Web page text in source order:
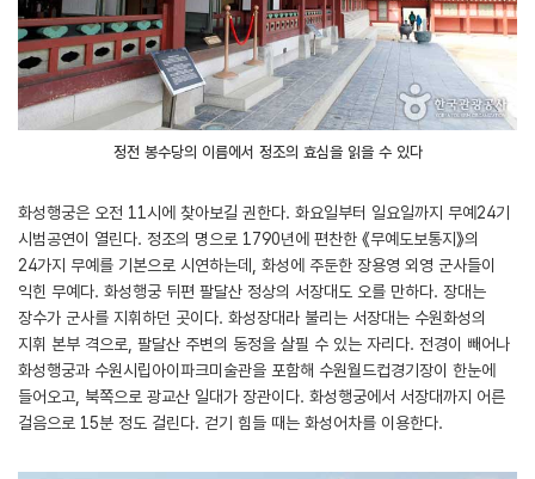
정전 봉수당의 이름에서 정조의 효심을 읽을 수 있다
화성행궁은 오전 11시에 찾아보길 권한다. 화요일부터 일요일까지 무예24기
시범공연이 열린다. 정조의 명으로 1790년에 편찬한 《무예도보통지》의
24가지 무예를 기본으로 시연하는데, 화성에 주둔한 장용영 외영 군사들이
익힌 무예다. 화성행궁 뒤편 팔달산 정상의 서장대도 오를 만하다. 장대는
장수가 군사를 지휘하던 곳이다. 화성장대라 불리는 서장대는 수원화성의
지휘 본부 격으로, 팔달산 주변의 동정을 살필 수 있는 자리다. 전경이 빼어나
화성행궁과 수원시립아이파크미술관을 포함해 수원월드컵경기장이 한눈에
들어오고, 북쪽으로 광교산 일대가 장관이다. 화성행궁에서 서장대까지 어른
걸음으로 15분 정도 걸린다. 걷기 힘들 때는 화성어차를 이용한다.